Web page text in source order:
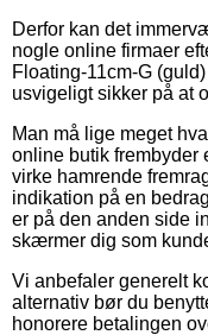
Derfor kan det
nogle online firmaer
Floating-11cm-G
usvigeligt sikker på at
Man må lige meget
online butik frembyder
virke hamrende
indikation på en
er på den anden side
skærmer dig som
Vi anbefaler generelt
alternativ bør du
honorere betalingen